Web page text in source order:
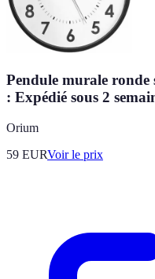
Pendule murale ronde
: Expédié sous 2
Orium
59 EURVoir le prix